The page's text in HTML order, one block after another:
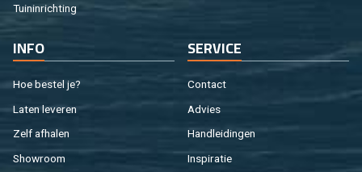
Tuin­in­rich­ting
INFO
Hoe be­stel je?
Laten le­ve­ren
Zelf af­ha­len
Show­room
SER­VI­CE
Con­tact
Ad­vies
Hand­lei­din­gen
In­spi­ra­tie